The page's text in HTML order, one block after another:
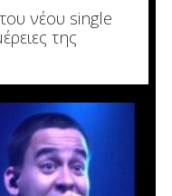
νέου single
της